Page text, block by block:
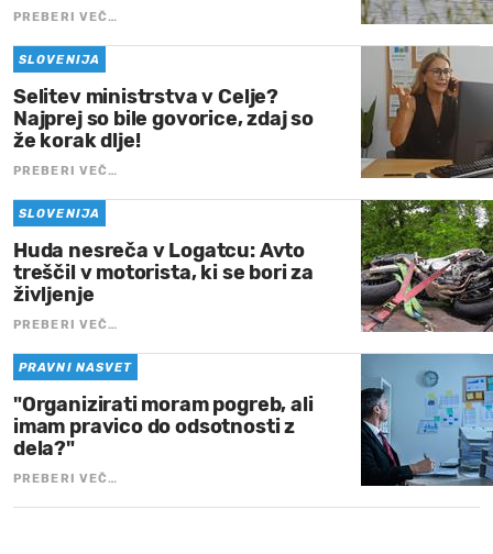
PREBERI VEČ…
SLOVENIJA
Selitev ministrstva v Celje?
Najprej so bile govorice, zdaj so
že korak dlje!
PREBERI VEČ…
SLOVENIJA
Huda nesreča v Logatcu: Avto
treščil v motorista, ki se bori za
življenje
PREBERI VEČ…
PRAVNI NASVET
"Organizirati moram pogreb, ali
imam pravico do odsotnosti z
dela?"
PREBERI VEČ…